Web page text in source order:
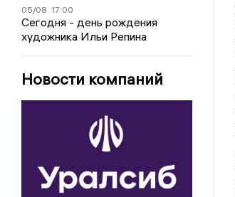
05/08 17:00
Сегодня - день рождения
художника Ильи Репина
Новости компаний